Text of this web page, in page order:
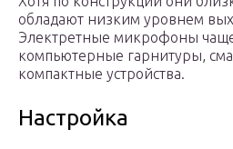
обладают низким уровнем
Электретные микрофоны
компьютерные гарнитуры,
компактные устройства.
Настройка